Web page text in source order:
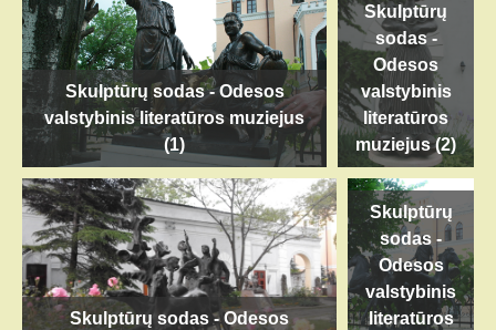
Skulptūrų sodas - Odesos
valstybinis literatūros muziejus
(1)
Skulptūrų
sodas -
Odesos
valstybinis
literatūros
muziejus (2)
Skulptūrų sodas - Odesos
Skulptūrų
sodas -
Odesos
valstybinis
literatūros